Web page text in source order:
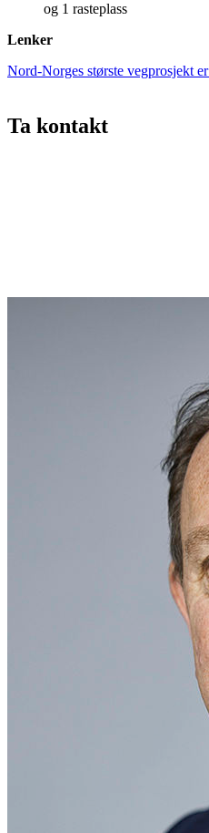
og 1 rasteplass
Lenker
Nord-Norges største vegprosjekt
Ta kontakt